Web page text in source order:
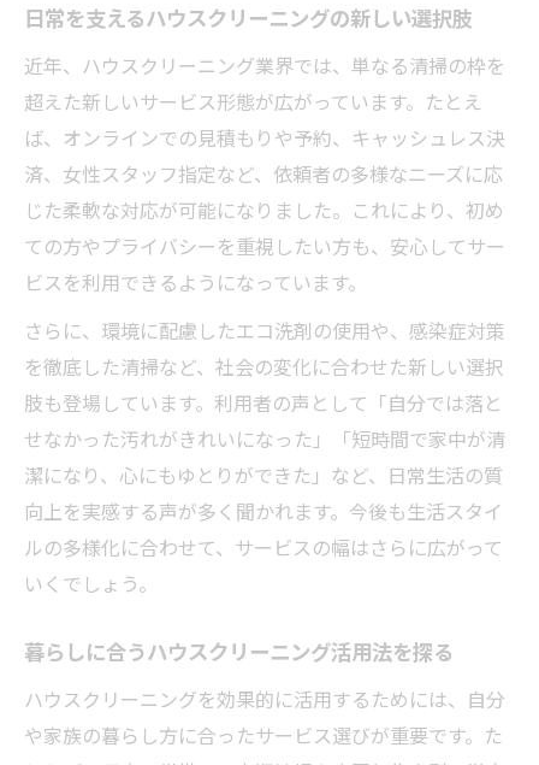
方
仕上がりや費用で差が出るポイントを解説
ハウスクリーニングの仕上がり比較と費用
の目安
納得できる費用対効果を得るハウスクリー
ニング選び
仕上がりの差はどこ？ハウスクリーニング
の違い
費用だけでないハウスクリーニング選びの
ポイント
家計に優しいハウスクリーニング利用法を
紹介
ハウスクリーニングのデメリットはここに注目
ハウスクリーニングのデメリットとその対
策方法
費用やプライバシー面の懸念を正しく理解
する
注意点
実際に感じるハウスクリーニングの課題と
日常を支えるハウスクリーニングの新しい選択肢
近年、ハウスクリーニング業界では、単なる清掃の枠を
超えた新しいサービス形態が広がっています。たとえ
ば、オンラインでの見積もりや予約、キャッシュレス決
済、女性スタッフ指定など、依頼者の多様なニーズに応
じた柔軟な対応が可能になりました。これにより、初め
ての方やプライバシーを重視したい方も、安心してサー
ビスを利用できるようになっています。
さらに、環境に配慮したエコ洗剤の使用や、感染症対策
を徹底した清掃など、社会の変化に合わせた新しい選択
肢も登場しています。利用者の声として「自分では落と
せなかった汚れがきれいになった」「短時間で家中が清
潔になり、心にもゆとりができた」など、日常生活の質
向上を実感する声が多く聞かれます。今後も生活スタイ
ルの多様化に合わせて、サービスの幅はさらに広がって
いくでしょう。
暮らしに合うハウスクリーニング活用法を探る
ハウスクリーニングを効果的に活用するためには、自分
や家族の暮らし方に合ったサービス選びが重要です。た